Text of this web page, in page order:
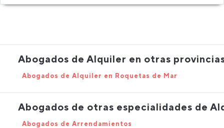
Abogados de Alquiler en otras
Abogados de Alquiler en Roquetas de Mar
Abogados de otras especialidades de
Abogados de Arrendamientos